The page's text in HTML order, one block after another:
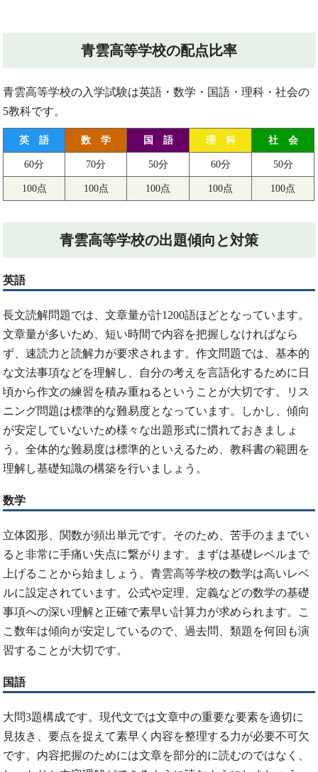
青雲高等学校の配点比率
青雲高等学校の入学試験は英語・数学・国語・理科・社会の
5教科です。
英 語 数 学 国 語 理 科 社 会
60分 70分 50分 60分 50分
100点 100点 100点 100点 100点
青雲高等学校の出題傾向と対策
英語
長文読解問題では、文章量が計1200語ほどとなっています。
文章量が多いため、短い時間で内容を把握しなければなら
ず、速読力と読解力が要求されます。作文問題では、基本的
な文法事項などを理解し、自分の考えを言語化するために日
頃から作文の練習を積み重ねるということが大切です。リス
ニング問題は標準的な難易度となっています。しかし、傾向
が安定していないため様々な出題形式に慣れておきましょ
う。全体的な難易度は標準的といえるため、教科書の範囲を
理解し基礎知識の構築を行いましょう。
数学
立体図形、関数が頻出単元です。そのため、苦手のままでい
ると非常に手痛い失点に繋がります。まずは基礎レベルまで
上げることから始ましょう。青雲高等学校の数学は高いレベ
ルに設定されています。公式や定理、定義などの数学の基礎
事項への深い理解と正確で素早い計算力が求められます。こ
こ数年は傾向が安定しているので、過去問、類題を何回も演
習することが大切です。
国語
大問3題構成です。現代文では文章中の重要な要素を適切に
見抜き、要点を捉えて素早く内容を整理する力が必要不可欠
です。内容把握のためには文章を部分的に読むのではなく、